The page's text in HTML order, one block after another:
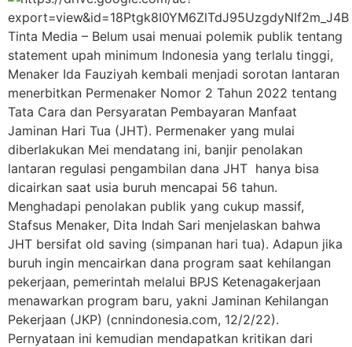
Tinta Media – Belum usai menuai polemik publik tentang
statement upah minimum Indonesia yang terlalu tinggi,
Menaker Ida Fauziyah kembali menjadi sorotan lantaran
menerbitkan Permenaker Nomor 2 Tahun 2022 tentang
Tata Cara dan Persyaratan Pembayaran Manfaat
Jaminan Hari Tua (JHT). Permenaker yang mulai
diberlakukan Mei mendatang ini, banjir penolakan
lantaran regulasi pengambilan dana JHT hanya bisa
dicairkan saat usia buruh mencapai 56 tahun.
Menghadapi penolakan publik yang cukup massif,
Stafsus Menaker, Dita Indah Sari menjelaskan bahwa
JHT bersifat old saving (simpanan hari tua). Adapun jika
buruh ingin mencairkan dana program saat kehilangan
pekerjaan, pemerintah melalui BPJS Ketenagakerjaan
menawarkan program baru, yakni Jaminan Kehilangan
Pekerjaan (JKP) (cnnindonesia.com, 12/2/22).
Pernyataan ini kemudian mendapatkan kritikan dari